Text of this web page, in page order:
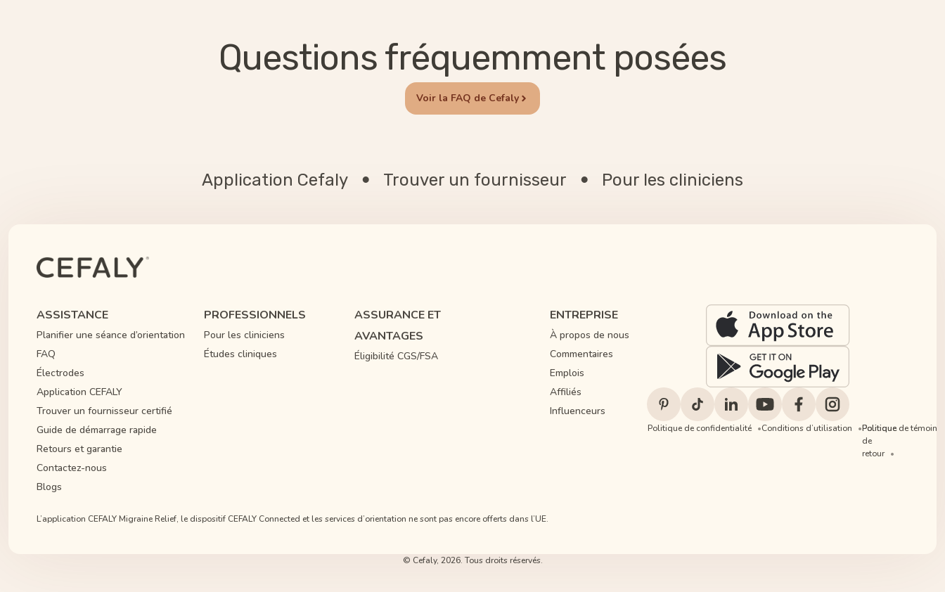
Questions fréquemment posées
Voir la FAQ de Cefaly
Application Cefaly Trouver un fournisseur Pour les cliniciens
ASSISTANCE
Planifier une séance d’orientation
FAQ
Électrodes
Application CEFALY
Trouver un fournisseur certifié
Guide de démarrage rapide
Retours et garantie
Contactez-nous
Blogs
PROFESSIONNELS
Pour les cliniciens
Études cliniques
ASSURANCE ET
AVANTAGES
Éligibilité CGS/FSA
ENTREPRISE
À propos de nous
Commentaires
Emplois
Affiliés
Influenceurs
Politique de confidentialité Conditions d’utilisation
Politique
de
retour
Politique de témoins
L’application CEFALY Migraine Relief, le dispositif CEFALY Connected et les services d’orientation ne sont pas encore offerts dans l’UE.
© Cefaly, 2026. Tous droits réservés.